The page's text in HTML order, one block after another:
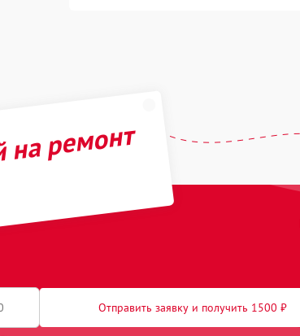
ремонт
Отправить заявку и получить 1500 ₽